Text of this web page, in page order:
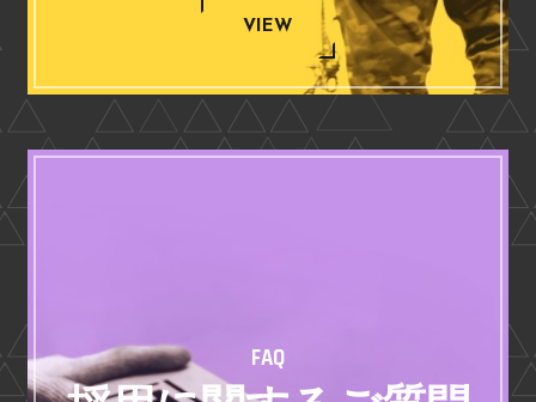
VIEW
FAQ